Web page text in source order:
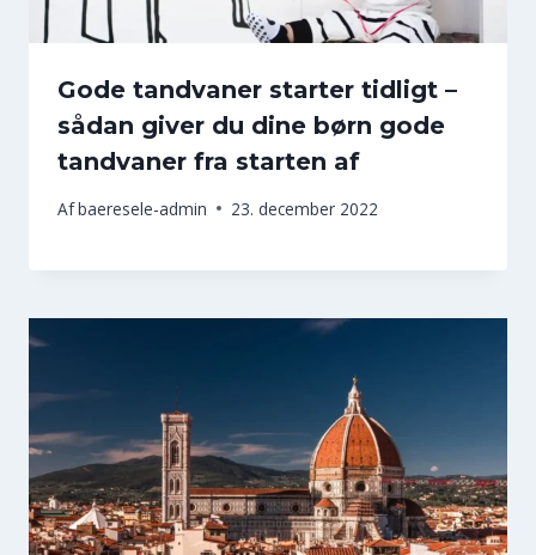
Gode tandvaner starter tidligt –
sådan giver du dine børn gode
tandvaner fra starten af
Afbaeresele-admin 23. december 2022